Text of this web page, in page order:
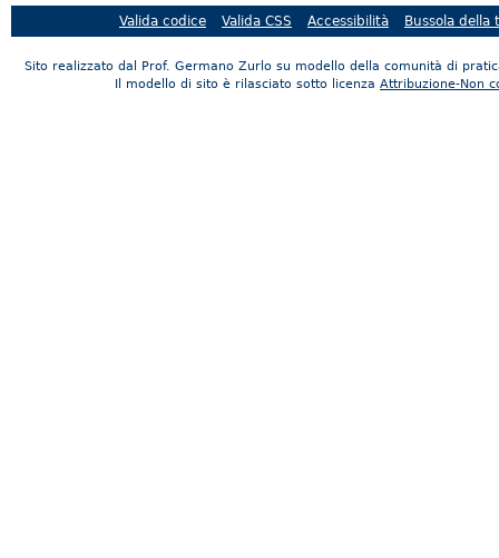
Valida codice Valida CSS Accessibilità Bussola della
Sito realizzato dal Prof. Germano Zurlo su modello della comunità di
Il modello di sito è rilasciato sotto licenza Attribuzione-Non